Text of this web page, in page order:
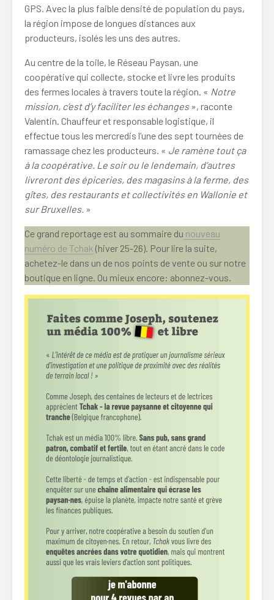
GPS. Avec la plus faible densité de population du pays,
la région impose de longues distances aux
producteurs, isolés les uns des autres.
Au centre de la toile, le Réseau Paysan, une
coopérative qui collecte, stocke et livre les produits
des fermes locales à travers toute la région. « Notre
mission, c’est d’y faciliter les échanges», raconte
Valentin. Chauffeur et responsable logistique, il
effectue tous les mercredis l’une des sept tournées de
ramassage chez les producteurs. « Je ramène tout ça
à la coopérative. Le soir ou le lendemain, d’autres
livreront des épiceries, des magasins à la ferme, des
gîtes, des restaurants et collectivités en Wallonie et
sur Bruxelles. »
Ce grand reportage est au sommaire du nouveau
numéro de Tchak (hiver 25-26). Pour lire la suite,
achetez-le dans un de nos points de vente ou sur notre
boutique en ligne. Ou mieux encore: abonnez-vous.